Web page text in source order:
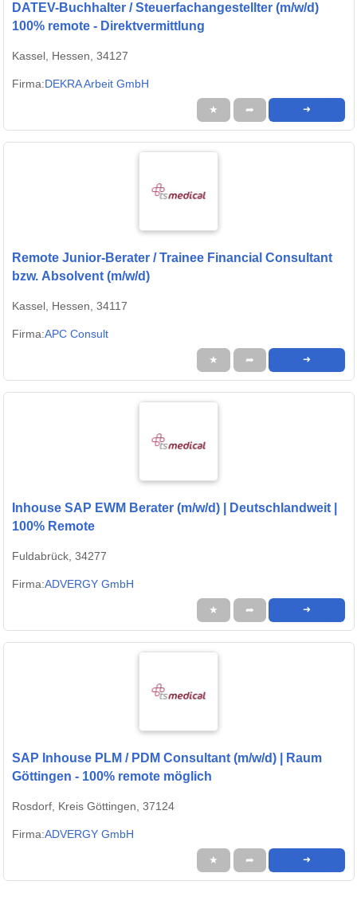
DATEV-Buchhalter / Steuerfachangestellter (m/w/d)
100% remote - Direktvermittlung
Kassel, Hessen, 34127
Firma:DEKRA Arbeit GmbH
★ ➦ ➜
Remote Junior-Berater / Trainee Financial Consultant
bzw. Absolvent (m/w/d)
Kassel, Hessen, 34117
Firma:APC Consult
★ ➦ ➜
Inhouse SAP EWM Berater (m/w/d) | Deutschlandweit |
100% Remote
Fuldabrück, 34277
Firma:ADVERGY GmbH
★ ➦ ➜
SAP Inhouse PLM / PDM Consultant (m/w/d) | Raum
Göttingen - 100% remote möglich
Rosdorf, Kreis Göttingen, 37124
Firma:ADVERGY GmbH
★ ➦ ➜